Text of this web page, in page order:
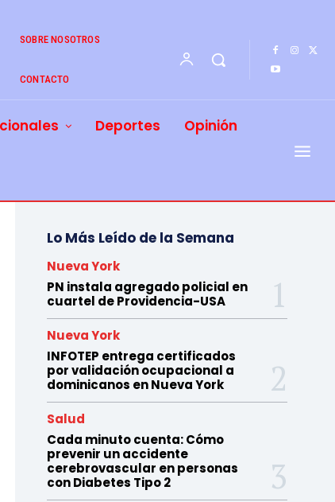
SOBRE NOSOTROS
CONTACTO
Deportes Opinión
Lo Más Leído de la Semana
Nueva York
PN instala agregado policial en
cuartel de Providencia-USA
Nueva York
INFOTEP entrega certificados
por validación ocupacional a
dominicanos en Nueva York
Salud
Cada minuto cuenta: Cómo
prevenir un accidente
cerebrovascular en personas
con Diabetes Tipo 2